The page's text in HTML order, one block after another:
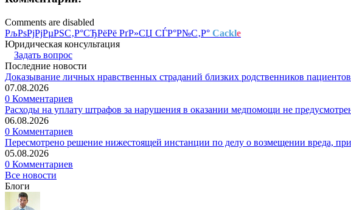
Comments are disabled
РљРѕРјРјРµРЅС‚Р°СЂРёРё РґР»СЏ СЃР°Р№С‚Р° Cackle
Юридическая консультация
Задать вопрос
Последние новости
Доказывание личных нравственных страданий близких родственников
07.08.2026
0 Комментариев
Расходы на уплату штрафов за нарушения в оказании медпомощи не
06.08.2026
0 Комментариев
Пересмотрено решение нижестоящей инстанции по делу о возмещении вреда,
05.08.2026
0 Комментариев
Все новости
Блоги